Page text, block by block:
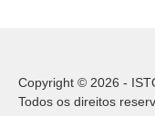
Copyright © 2026 -
Todos os direitos